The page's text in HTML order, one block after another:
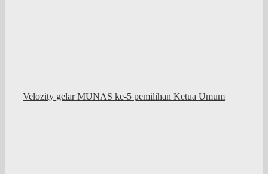
Velozity gelar MUNAS ke-5 pemilihan Ketua Umum